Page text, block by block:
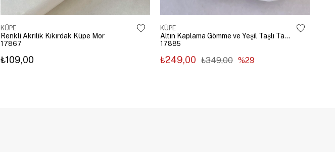
KÜPE
Renkli Akrilik Kıkırdak Küpe Mor
17867
₺109,00
KÜPE
Altın Kaplama Gömme ve Yeşil Taşlı Tasarım Küpe Gümüş
17885
₺249,00 ₺349,00 %29